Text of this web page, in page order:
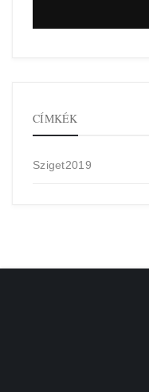
CÍMKÉK
Sziget2019